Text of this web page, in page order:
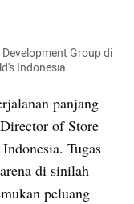
Group di
Indonesia
panjang
of Store
Tugas
di sinilah
peluang